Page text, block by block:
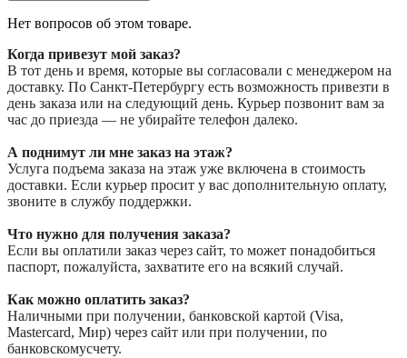
Нет вопросов об этом товаре.
Когда привезут мой заказ?
В тот день и время, которые вы согласовали с менеджером на
доставку. По Санкт-Петербургу есть возможность привезти в
день заказа или на следующий день. Курьер позвонит вам за
час до приезда — не убирайте телефон далеко.
А поднимут ли мне заказ на этаж?
Услуга подъема заказа на этаж уже включена в стоимость
доставки. Если курьер просит у вас дополнительную оплату,
звоните в службу поддержки.
Что нужно для получения заказа?
Если вы оплатили заказ через сайт, то может понадобиться
паспорт, пожалуйста, захватите его на всякий случай.
Как можно оплатить заказ?
Наличными при получении, банковской картой (Visa,
Mastercard, Мир) через сайт или при получении, по
банковскомусчету.